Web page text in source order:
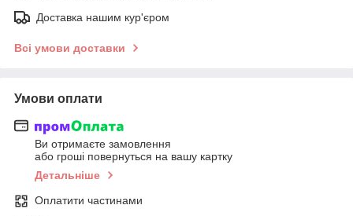
Доставка нашим кур'єром
Всі умови доставки
Умови оплати
Ви отримаєте замовлення
або гроші повернуться на вашу картку
Детальніше
Оплатити частинами